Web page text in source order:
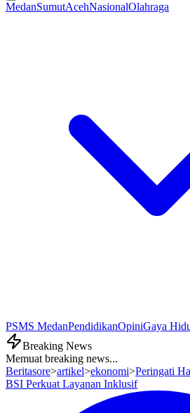
MedanSumutAcehNasionalOlahraga
PSMS MedanPendidikanOpiniGaya
Breaking News
Memuat breaking news...
Beritasore>artikel>ekonomi>Peringati
BSI Perkuat Layanan Inklusif